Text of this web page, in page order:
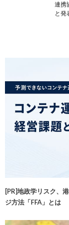
連携
と発
[PR]地政学リスク、
ジ方法「FFA」とは